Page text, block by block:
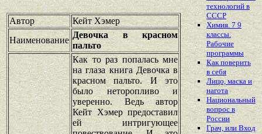
Автор
Кейт Хэмер
Наименование
Девочка в красном
пальто
Как то раз попалась мне
на глаза книга Девочка в
красном пальто. И это
было неторопливо и
уверенно. Ведь автор
Кейт Хэмер предоставил
ей интригующее
технологий в
СССР
Химия. 7 9
классы.
Рабочие
программы
Как поверить
в себя
Лицо, маска и
нагота
Национальный
вопрос в
России
Грач, или Вход